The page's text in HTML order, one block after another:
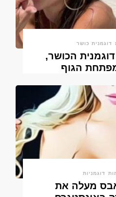
דוגמנית כושר
הכושר,
הגוף
דוגמניות
מעלה את